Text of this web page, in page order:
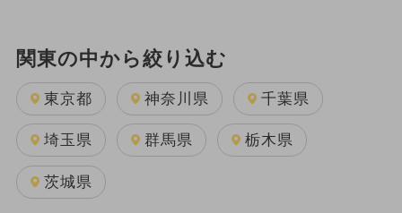
関東の中から絞り込む
東京都 神奈川県 千葉県
埼玉県 群馬県 栃木県
茨城県